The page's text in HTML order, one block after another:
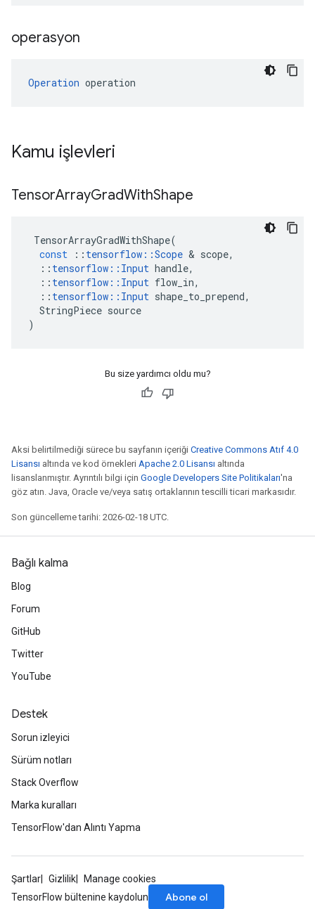
operasyon
Operation operation
Kamu işlevleri
TensorArrayGradWithShape
TensorArrayGradWithShape(
const
:: tensorflow ::Scope & scope,
:: tensorflow :: Input handle,
:: tensorflow :: Input flow_in,
:: tensorflow :: Input shape_to_prepend,
StringPiece source
)
Bu size yardımcı oldu mu?
Aksi belirtilmediği sürece bu sayfanın içeriği Creative Commons Atıf 4.0
Lisansı altında ve kod örnekleri Apache 2.0 Lisansı altında
lisanslanmıştır. Ayrıntılı bilgi için Google Developers Site Politikaları'na
göz atın. Java, Oracle ve/veya satış ortaklarının tescilli ticari markasıdır.
Son güncelleme tarihi: 2026-02-18 UTC.
Bağlı kalma
Blog
Forum
GitHub
Twitter
YouTube
Destek
Sorun izleyici
Sürüm notları
Stack Overflow
Marka kuralları
TensorFlow'dan Alıntı Yapma
Şartlar Gizlilik
Manage cookies
TensorFlow bültenine kaydolun
Abone ol